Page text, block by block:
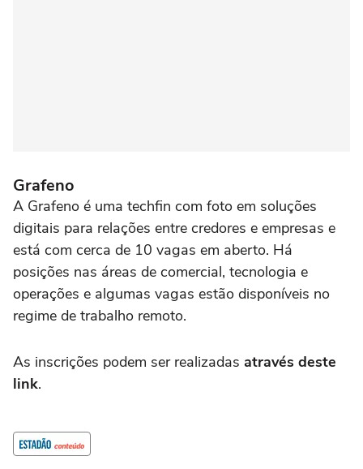
Grafeno
A Grafeno é uma techfin com foto em soluções
digitais para relações entre credores e empresas e
está com cerca de 10 vagas em aberto. Há
posições nas áreas de comercial, tecnologia e
operações e algumas vagas estão disponíveis no
regime de trabalho remoto.
As inscrições podem ser realizadas através deste
link.